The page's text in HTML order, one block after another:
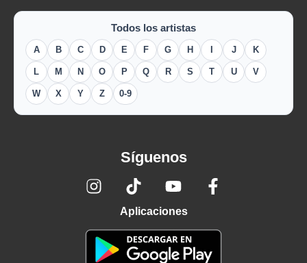
Todos los artistas
A B C D E F G H J K
L M N O P Q R S T U V
W X Y Z 0-9
Síguenos
Aplicaciones